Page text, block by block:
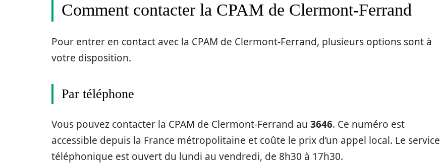
Comment contacter la CPAM de Clermont-Ferrand
Pour entrer en contact avec la CPAM de Clermont-Ferrand, plusieurs options sont à
votre disposition.
Par téléphone
Vous pouvez contacter la CPAM de Clermont-Ferrand au 3646. Ce numéro est
accessible depuis la France métropolitaine et coûte le prix d’un appel local. Le service
téléphonique est ouvert du lundi au vendredi, de 8h30 à 17h30.